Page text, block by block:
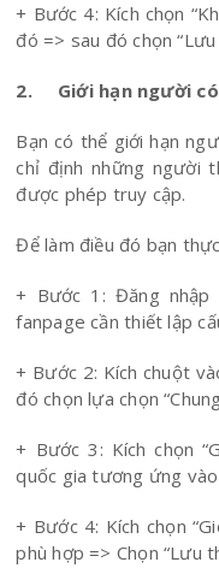
+ Bước 4: Kích chọn
đó => sau đó chọn
2. Giới hạn người
Bạn có thể giới hạn
chỉ định những người
được phép truy cập.
Để làm điều đó bạn
+ Bước 1: Đăng nhập
fanpage cần thiết lập
+ Bước 2: Kích chuột
đó chọn lựa chọn
+ Bước 3: Kích chọn
quốc gia tương ứng vào
+ Bước 4: Kích chọn
phù hợp => Chọn “Lưu